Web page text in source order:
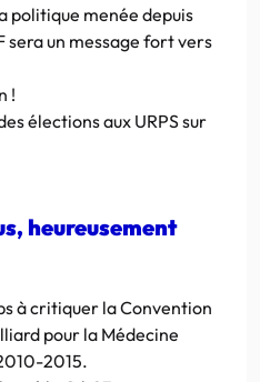
politique menée depuis
sera un message fort vers
!
élections aux URPS sur
heureusement
à critiquer la Convention
pour la Médecine
2015.